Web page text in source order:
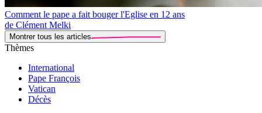
Comment le pape a fait bouger l'Eglise en 12 ans
de Clément Melki
Montrer tous les articles
Thèmes
International
Pape François
Vatican
Décès